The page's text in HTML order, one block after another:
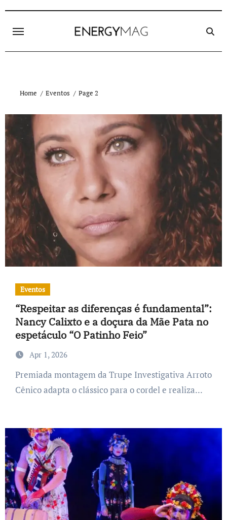
content
Home Eventos Page 2
Eventos
“Respeitar as diferenças é fundamental”:
Nancy Calixto e a doçura da Mãe Pata no
espetáculo “O Patinho Feio”
Apr 1, 2026
Premiada montagem da Trupe Investigativa Arroto
Cênico adapta o clássico para o cordel e realiza...